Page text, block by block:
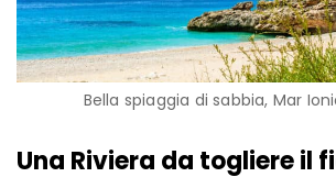
Bella spiaggia di sabbia, Mar
Una Riviera da togliere il